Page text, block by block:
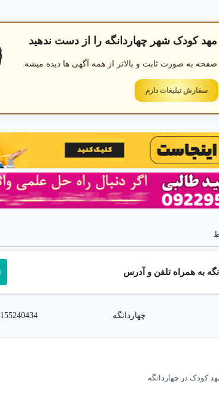
آموزش در مهد کودک
کودک شهر چهاردانگه را از دست ندهید
به صورت ثابت و بالاتر از همه آگهی ها دیده میشه.
سفارش تبلیغات دارم
به همراه تلفن و آدرس
چهاردانگه
کودک در چهاردانگه